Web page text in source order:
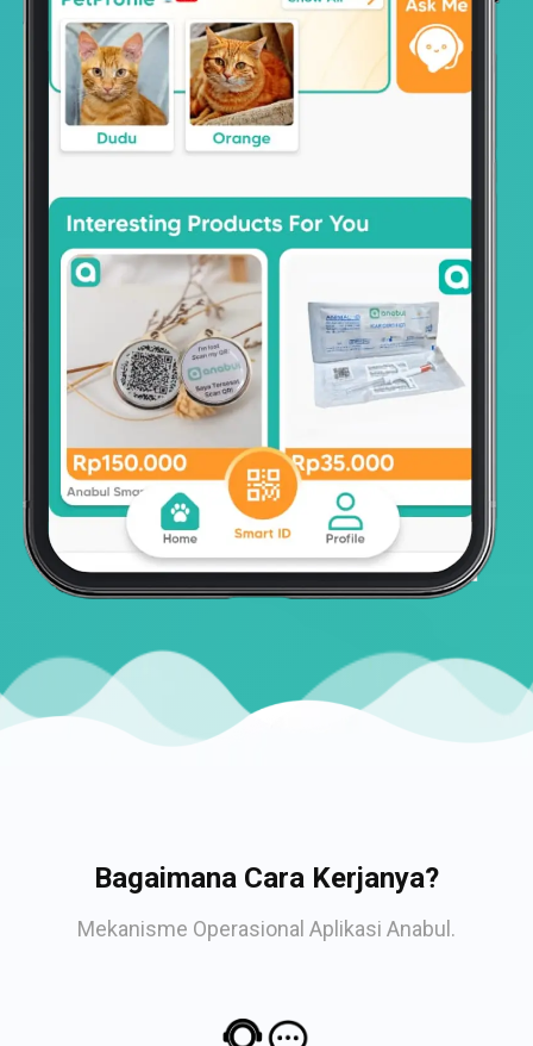
Bagaimana Cara Kerjanya?
Mekanisme Operasional Aplikasi Anabul.